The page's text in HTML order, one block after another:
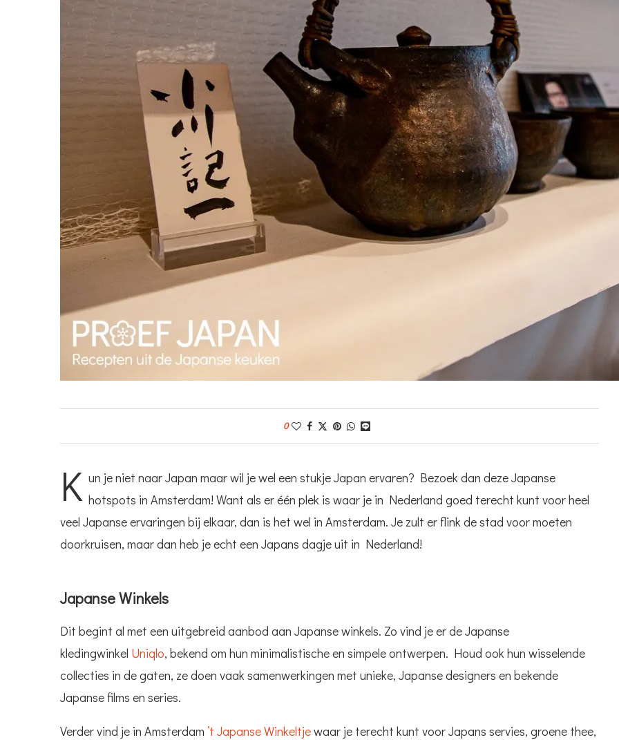
0
K un je niet naar Japan maar wil je wel een stukje Japan ervaren? Bezoek dan deze Japanse
hotspots in Amsterdam! Want als er één plek is waar je in Nederland goed terecht kunt voor heel
veel Japanse ervaringen bij elkaar, dan is het wel in Amsterdam. Je zult er flink de stad voor moeten
doorkruisen, maar dan heb je echt een Japans dagje uit in Nederland!
Japanse Winkels
Dit begint al met een uitgebreid aanbod aan Japanse winkels. Zo vind je er de Japanse
kledingwinkel Uniqlo, bekend om hun minimalistische en simpele ontwerpen. Houd ook hun wisselende
collecties in de gaten, ze doen vaak samenwerkingen met unieke, Japanse designers en bekende
Japanse films en series.
Verder vind je in Amsterdam ’t Japanse Winkeltjewaar je terecht kunt voor Japans servies, groene thee,